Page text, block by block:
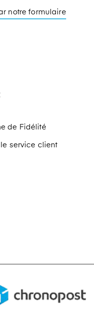
notre formulaire
de Fidélité
service client